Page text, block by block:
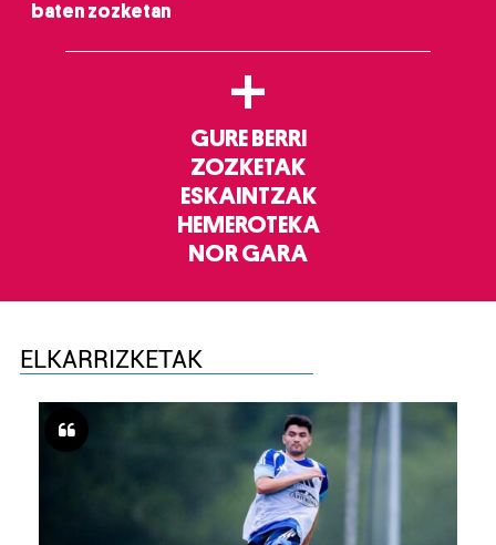
baten zozketan
+
GURE BERRI
ZOZKETAK
ESKAINTZAK
HEMEROTEKA
NOR GARA
ELKARRIZKETAK